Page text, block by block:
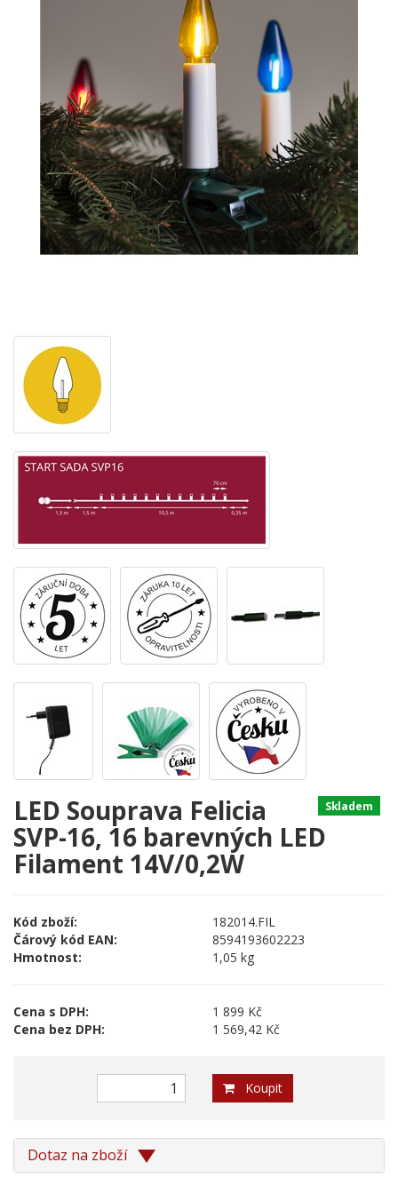
Skladem
LED Souprava Felicia
SVP-16, 16 barevných LED
Filament 14V/0,2W
Kód zboží:
182014.FIL
Čárový kód EAN:
8594193602223
Hmotnost:
1,05 kg
Cena s DPH:
1 899 Kč
Cena bez DPH:
1 569,42 Kč
Koupit
Dotaz na zboží